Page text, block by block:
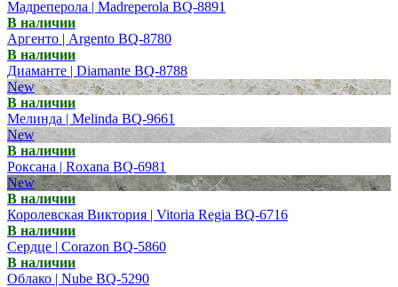
Мадреперола | Madreperola BQ-8891
В наличии
Аргенто | Argento BQ-8780
В наличии
Диаманте | Diamante BQ-8788
New
В наличии
Мелинда | Melinda BQ-9661
New
В наличии
Роксана | Roxana BQ-6981
New
В наличии
Королевская Виктория | Vitoria Regia BQ-6716
В наличии
Сердце | Corazon BQ-5860
В наличии
Облако | Nube BQ-5290